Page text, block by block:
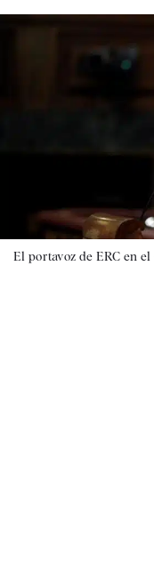
El portavoz de ERC en